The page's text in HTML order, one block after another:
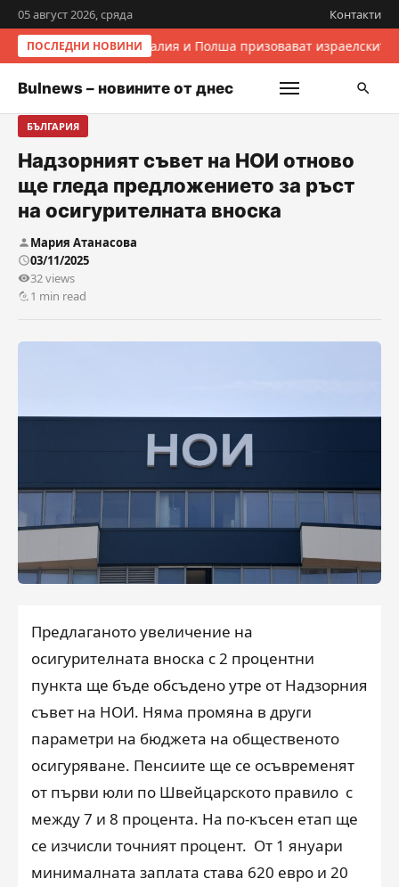
05 август 2026, сряда Контакти
ПОСЛЕДНИ НОВИНИИталия и Полша призовават
Bulnews – новините от днес
БЪЛГАРИЯ
Надзорният съвет на НОИ отново
ще гледа предложението за ръст
на осигурителната вноска
Мария Атанасова
03/11/2025
32 views
1 min read
Предлаганото увеличение на
осигурителната вноска с 2 процентни
пункта ще бъде обсъдено утре от Надзорния
съвет на НОИ. Няма промяна в други
параметри на бюджета на общественото
осигуряване. Пенсиите ще се осъвременят
от първи юли по Швейцарското правило с
между 7 и 8 процента. На по-късен етап ще
се изчисли точният процент. От 1 януари
минималната заплата става 620 евро и 20